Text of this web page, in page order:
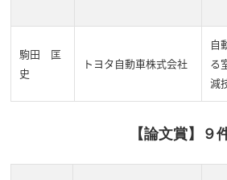
駒田 匡
史
トヨタ自動車株式会社
自
る
減
【論文賞】９